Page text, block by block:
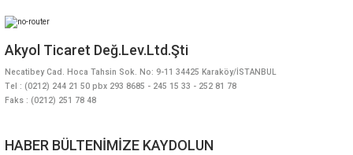
Akyol Ticaret Değ.Lev.Ltd.Şti
Necatibey Cad. Hoca Tahsin Sok. No: 9-11 34425 Karaköy/İSTANBUL
Tel : (0212) 244 21 50 pbx 293 8685 - 245 15 33 - 252 81 78
Faks : (0212) 251 78 48
HABER BÜLTENİMİZE KAYDOLUN